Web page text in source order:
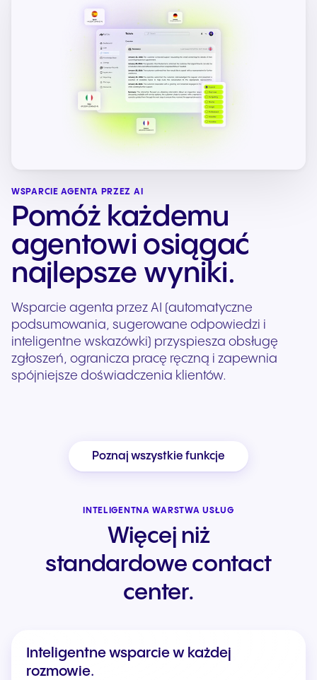
WSPARCIE AGENTA PRZEZ AI
Pomóż każdemu
agentowi osiągać
najlepsze wyniki.
Wsparcie agenta przez AI (automatyczne
podsumowania, sugerowane odpowiedzi i
inteligentne wskazówki) przyspiesza obsługę
zgłoszeń, ogranicza pracę ręczną i zapewnia
spójniejsze doświadczenia klientów.
Poznaj wszystkie funkcje
INTELIGENTNA WARSTWA USŁUG
Więcej niż
standardowe contact
center.
Inteligentne wsparcie w każdej
rozmowie.